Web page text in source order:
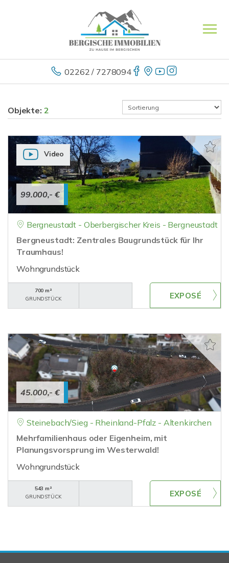
02262 / 7278094
Objekte: 2
99.000,- €
Video
Bergneustadt - Oberbergischer Kreis - Bergneustadt
Bergneustadt: Zentrales Baugrundstück für Ihr
Traumhaus!
Wohngrundstück
700 m²
GRUNDSTÜCK
45.000,- €
Steinebach/Sieg - Rheinland-Pfalz - Altenkirchen
Mehrfamilienhaus oder Eigenheim, mit
Planungsvorsprung im Westerwald!
Wohngrundstück
543 m²
GRUNDSTÜCK